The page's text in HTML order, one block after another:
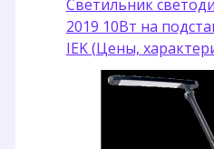
Светильник
2019 10Вт на
IEK (Цены,